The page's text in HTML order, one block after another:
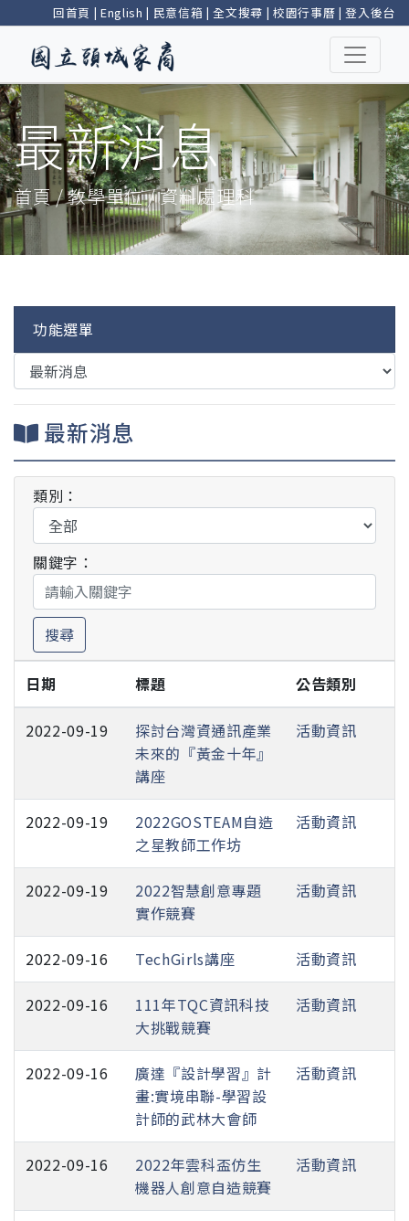
回首頁 | English | 民意信箱 |全文搜尋 | 校園行事曆 |登入後台
最新消息
首頁 / 教學單位 / 資料處理科
功能選單
最新消息
類別：
關鍵字：
搜尋
日期 標題 公告類別
2022-09-19
探討台灣資通訊產業
未來的『黃金十年』
講座
活動資訊
2022-09-19
2022GOSTEAM自造
之星教師工作坊
活動資訊
2022-09-19
2022智慧創意專題
實作競賽
活動資訊
2022-09-16 TechGirls講座 活動資訊
2022-09-16
111年TQC資訊科技
大挑戰競賽
活動資訊
2022-09-16
廣達『設計學習』計
畫:實境串聯-學習設
計師的武林大會師
活動資訊
2022-09-16
2022年雲科盃仿生
機器人創意自造競賽
活動資訊